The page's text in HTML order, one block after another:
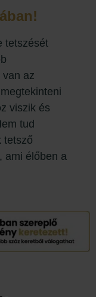
tetszését
az
viszik és
tud
tetsző
ami élőben a